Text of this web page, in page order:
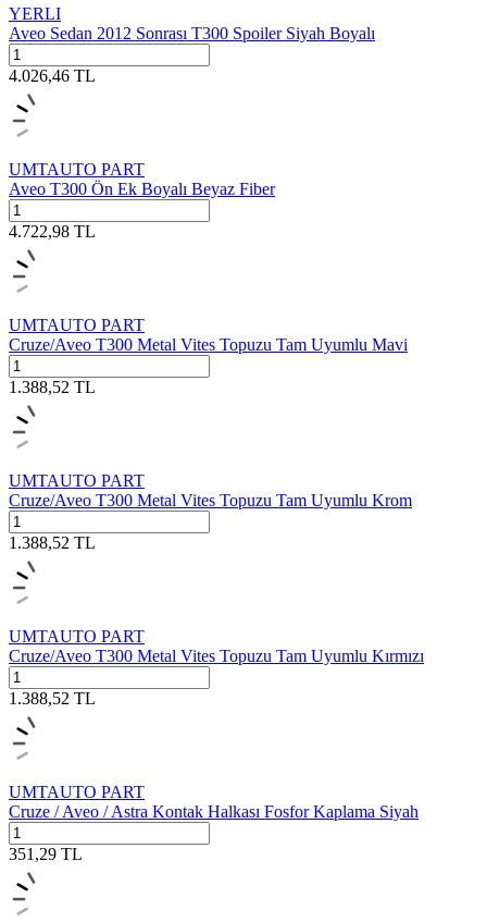
YERLI
Aveo Sedan 2012 Sonrası T300 Spoiler Siyah Boyalı
4.026,46 TL
UMTAUTO PART
Aveo T300 Ön Ek Boyalı Beyaz Fiber
4.722,98 TL
UMTAUTO PART
Cruze/Aveo T300 Metal Vites Topuzu Tam Uyumlu Mavi
1.388,52 TL
UMTAUTO PART
Cruze/Aveo T300 Metal Vites Topuzu Tam Uyumlu Krom
1.388,52 TL
UMTAUTO PART
Cruze/Aveo T300 Metal Vites Topuzu Tam Uyumlu Kırmızı
1.388,52 TL
UMTAUTO PART
Cruze / Aveo / Astra Kontak Halkası Fosfor Kaplama Siyah
351,29 TL